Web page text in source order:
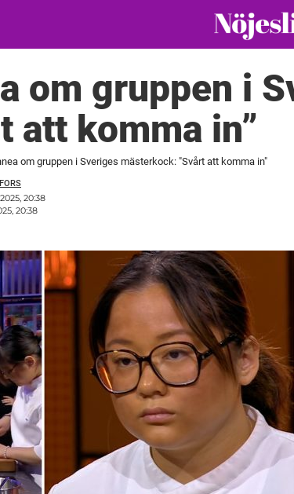
om gruppen i
att komma in”
om gruppen i Sveriges mästerkock: "Svårt att komma in"
20:38
20:38